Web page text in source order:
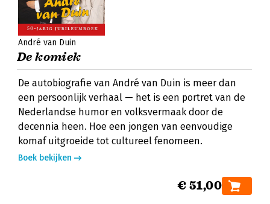
André van Duin
De komiek
De autobiografie van André van Duin is meer dan
een persoonlijk verhaal — het is een portret van de
Nederlandse humor en volksvermaak door de
decennia heen. Hoe een jongen van eenvoudige
komaf uitgroeide tot cultureel fenomeen.
Boek bekijken
€ 51,00